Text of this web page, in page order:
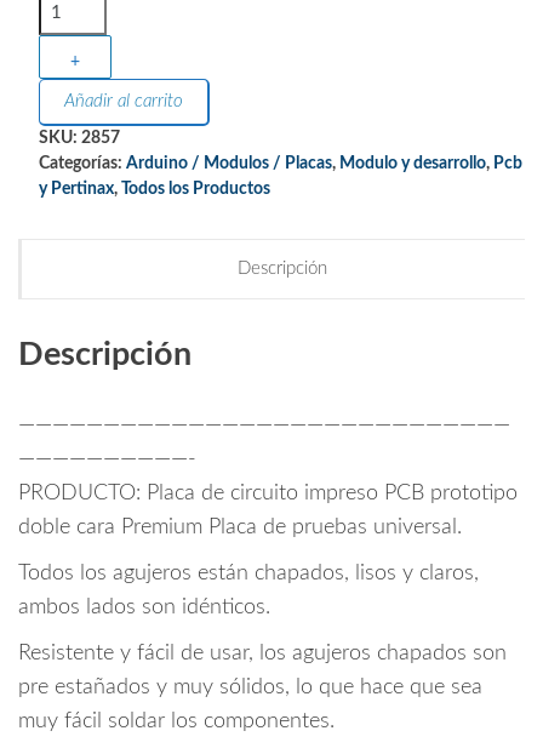
+
Añadir al carrito
SKU: 2857
Categorías: Arduino / Modulos / Placas, Modulo y desarrollo, Pcb
y Pertinax, Todos los Productos
Descripción
Descripción
—————————————————————————————
——————————-
PRODUCTO: Placa de circuito impreso PCB prototipo
doble cara Premium Placa de pruebas universal.
Todos los agujeros están chapados, lisos y claros,
ambos lados son idénticos.
Resistente y fácil de usar, los agujeros chapados son
pre estañados y muy sólidos, lo que hace que sea
muy fácil soldar los componentes.